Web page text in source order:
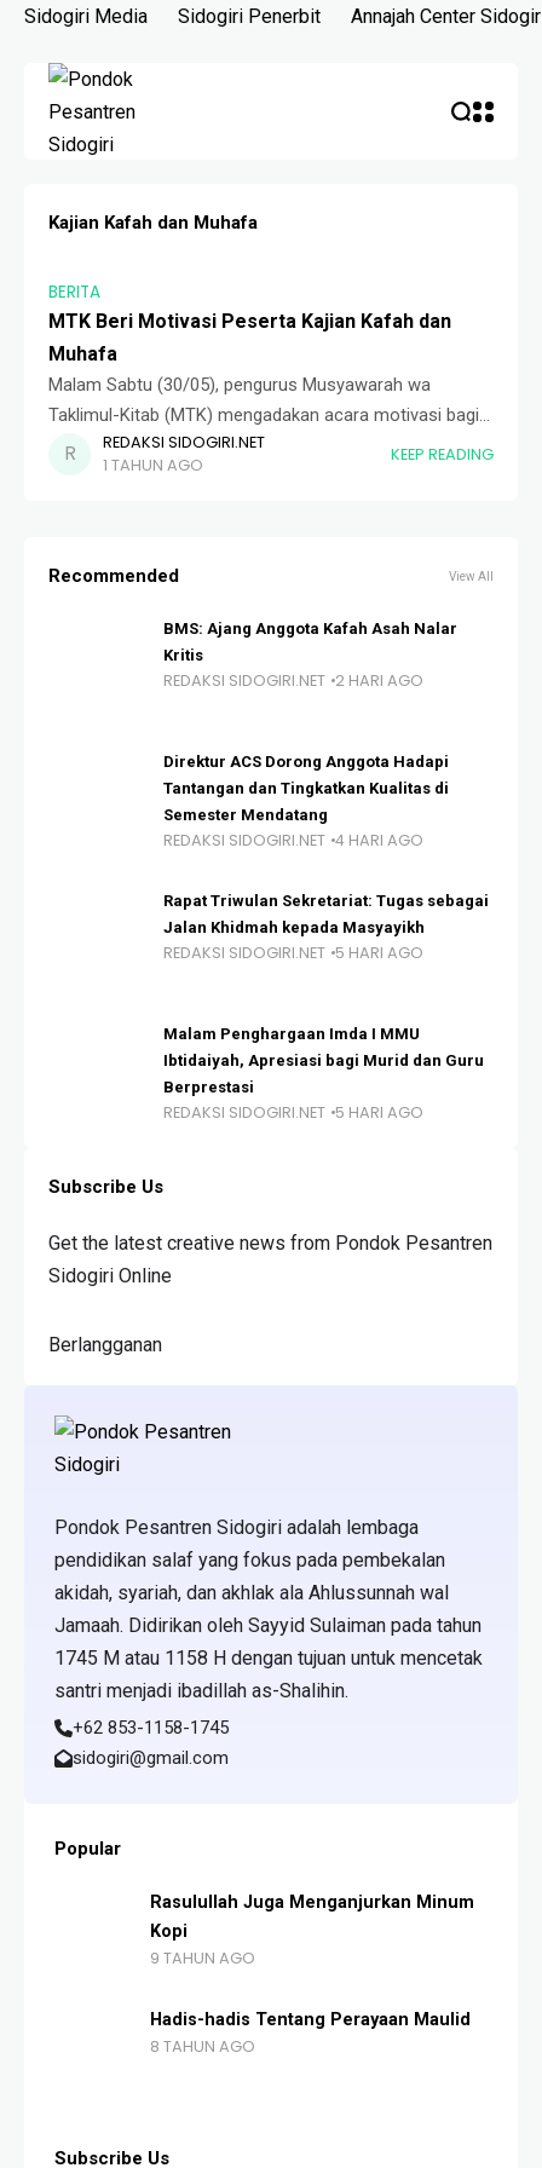
Skip
content
Sidogiri Media Sidogiri Penerbit Annajah Center
Kajian Kafah dan Muhafa
BERITA
MTK Beri Motivasi Peserta Kajian Kafah dan
Muhafa
Malam Sabtu (30/05), pengurus Musyawarah wa
Taklimul-Kitab (MTK) mengadakan acara motivasi bagi
seluruh anggota kajian Kafah dan Muhafa. Acara
motivasi ditempatkan di lantai dasar Perpustakaan
REDAKSI SIDOGIRI.NET
1 TAHUN AGO
KEEP READING
Recommended View All
BMS: Ajang Anggota Kafah Asah Nalar
Kritis
REDAKSI SIDOGIRI.NET 2 HARI AGO
Direktur ACS Dorong Anggota Hadapi
Tantangan dan Tingkatkan Kualitas di
Semester Mendatang
REDAKSI SIDOGIRI.NET 4 HARI AGO
Rapat Triwulan Sekretariat: Tugas sebagai
Jalan Khidmah kepada Masyayikh
REDAKSI SIDOGIRI.NET 5 HARI AGO
Malam Penghargaan Imda I MMU
Ibtidaiyah, Apresiasi bagi Murid dan Guru
Berprestasi
REDAKSI SIDOGIRI.NET 5 HARI AGO
Subscribe Us
Get the latest creative news from Pondok Pesantren
Sidogiri Online
Berlangganan
Pondok Pesantren Sidogiri adalah lembaga
pendidikan salaf yang fokus pada pembekalan
akidah, syariah, dan akhlak ala Ahlussunnah wal
Jamaah. Didirikan oleh Sayyid Sulaiman pada tahun
1745 M atau 1158 H dengan tujuan untuk mencetak
santri menjadi ibadillah as-Shalihin.
+62 853-1158-1745
sidogiri@gmail.com
Popular
Rasulullah Juga Menganjurkan Minum
Kopi
9 TAHUN AGO
Hadis-hadis Tentang Perayaan Maulid
8 TAHUN AGO
Subscribe Us